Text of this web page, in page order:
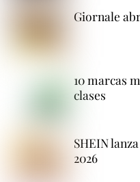
Giornale
10 marcas
clases
SHEIN
2026